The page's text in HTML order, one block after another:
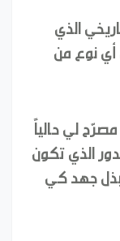
الذي
نوع من
لي حالياً
الذي تكون
جهد كي